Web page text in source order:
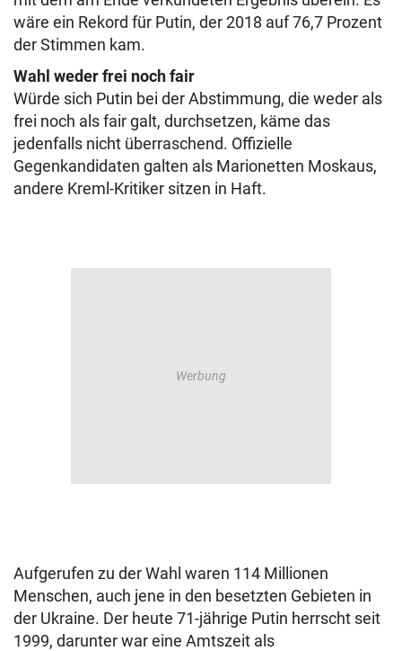
wäre ein Rekord für Putin, der 2018 auf 76,7 Prozent
der Stimmen kam.
Wahl weder frei noch fair
Würde sich Putin bei der Abstimmung, die weder als
frei noch als fair galt, durchsetzen, käme das
jedenfalls nicht überraschend. Offizielle
Gegenkandidaten galten als Marionetten Moskaus,
andere Kreml-Kritiker sitzen in Haft.
Aufgerufen zu der Wahl waren 114 Millionen
Menschen, auch jene in den besetzten Gebieten in
der Ukraine. Der heute 71-jährige Putin herrscht seit
1999, darunter war eine Amtszeit als